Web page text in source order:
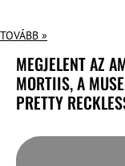
TOVÁBB »
MEGJELENT AZ
MORTIIS, A
PRETTY